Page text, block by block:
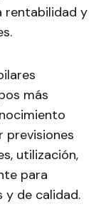
rentabilidad y
más
previsiones
utilización,
para
de calidad.